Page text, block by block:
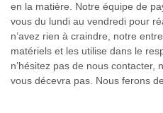
en la matière. Notre équipe de
vous du lundi au vendredi pour
n’avez rien à craindre, notre
matériels et les utilise dans le
n’hésitez pas de nous contacter,
vous décevra pas. Nous ferons